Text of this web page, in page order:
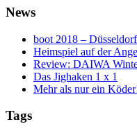
News
boot 2018 – Düsseldorf
Heimspiel auf der
Review: DAIWA
Das Jighaken 1 x 1
Mehr als nur ein
Tags